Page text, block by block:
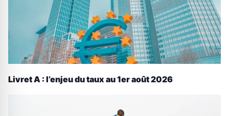
Livret A : l’enjeu du taux au 1er août 2026